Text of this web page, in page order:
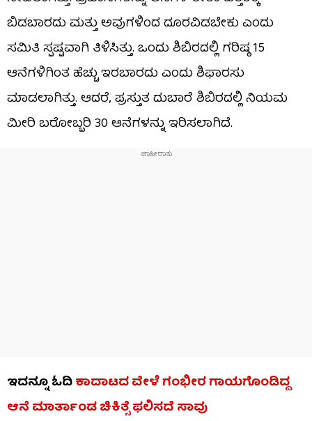
ಬಿಡಬಾರದು ಮತ್ತು ಅವುಗಳಿಂದ ದೂರವಿಡಬೇಕು ಎಂದು
ಸಮಿತಿ ಸ್ಪಷ್ಟವಾಗಿ ತಿಳಿಸಿತ್ತು. ಒಂದು ಶಿಬಿರದಲ್ಲಿ ಗರಿಷ್ಠ 15
ಆನೆಗಳಿಗಿಂತ ಹೆಚ್ಚು ಇರಬಾರದು ಎಂದು ಶಿಫಾರಸು
ಮಾಡಲಾಗಿತ್ತು. ಆದರೆ, ಪ್ರಸ್ತುತ ದುಬಾರೆ ಶಿಬಿರದಲ್ಲಿ ನಿಯಮ
ಮೀರಿ ಬರೋಬ್ಬರಿ 30 ಆನೆಗಳನ್ನು ಇರಿಸಲಾಗಿದೆ.
ಇದನ್ನೂ ಓದಿಕಾದಾಟದ ವೇಳೆ ಗಂಭೀರ ಗಾಯಗೊಂಡಿದ್ದ
ಆನೆ ಮಾರ್ತಾಂಡ ಚಿಕಿತ್ಸೆ ಫಲಿಸದೆ ಸಾವು